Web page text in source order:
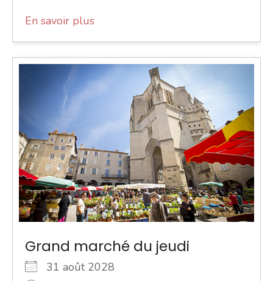
En savoir plus
Grand marché du jeudi
31 août 2028